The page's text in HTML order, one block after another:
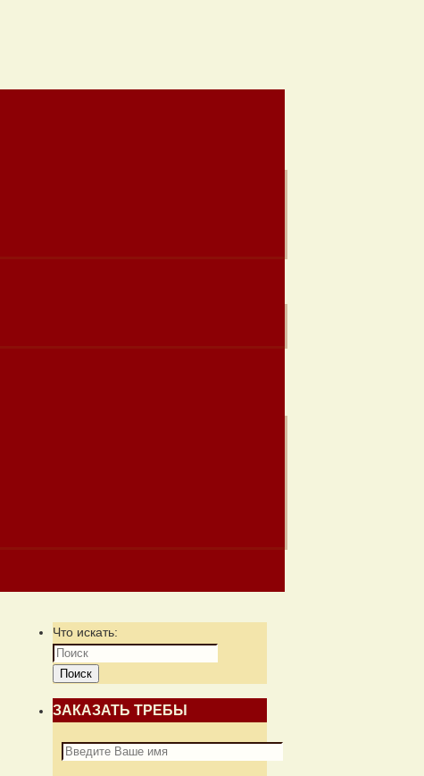
Что искать:
Поиск
ЗАКАЗАТЬ ТРЕБЫ